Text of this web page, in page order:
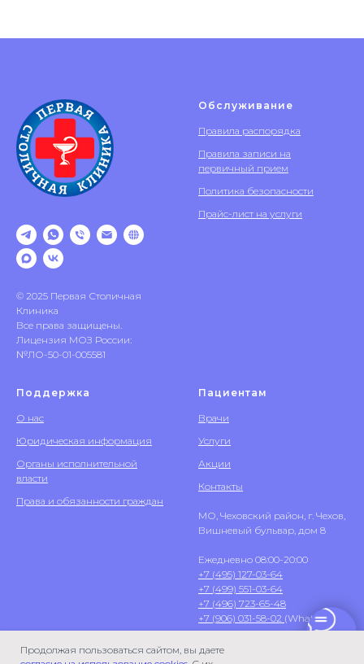
Продолжая пользоваться сайтом, вы даете
© 2025 Первая Столичная
Клиника
Все права защищены.
Лицензия МОЗ России:
№ЛО-50-01-005581
Обслуживание
Правила распорядка
Правила записи на
первичный прием
Политика безопасности
Прайс-лист на услуги
Поддержка
О нас
Юридическая информация
Органы исполнительной
власти
Права и обязанности граждан
Пациентам
Врачи
Услуги
Акции
Контакты
МО, Чеховский район, г. Чехов,
Вишневый бульвар, дом 8
Ежедневно 08:00-20:00
+7 (495) 127-03-64
+7 (499) 551-03-64
+7 (496) 723-65-48
+7 (906) 031-58-02 (WhatsApp)